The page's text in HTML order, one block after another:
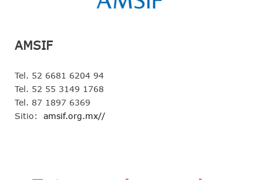
AMSIF
Tel. 52 6681 6204 94
Tel. 52 55 3149 1768
Tel. 87 1897 6369
Sitio: amsif.org.mx//